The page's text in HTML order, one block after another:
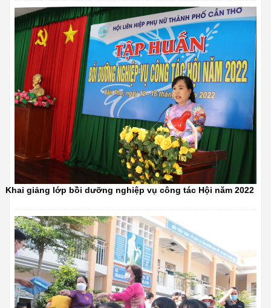
Khai giảng lớp bồi dưỡng nghiệp vụ công tác Hội năm 2022